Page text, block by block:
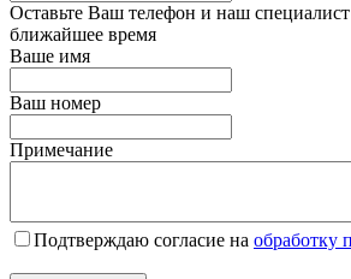
Оставьте Ваш телефон и наш
ближайшее время
Ваше имя
Ваш номер
Примечание
Подтверждаю согласие на обработку